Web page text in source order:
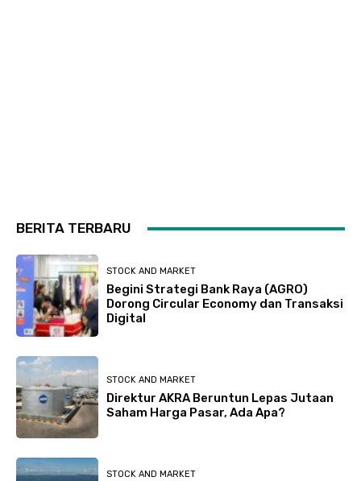
BERITA TERBARU
STOCK AND MARKET
Begini Strategi Bank Raya (AGRO)
Dorong Circular Economy dan Transaksi
Digital
STOCK AND MARKET
Direktur AKRA Beruntun Lepas Jutaan
Saham Harga Pasar, Ada Apa?
STOCK AND MARKET